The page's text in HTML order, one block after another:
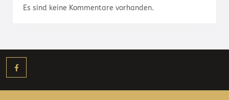
Es sind keine Kommentare vorhanden.